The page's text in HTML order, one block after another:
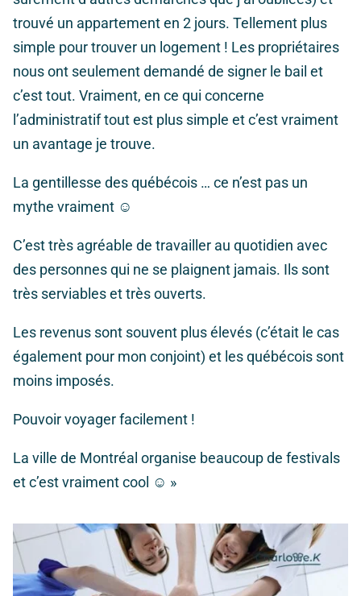
trouvé un appartement en 2 jours. Tellement plus
simple pour trouver un logement ! Les propriétaires
nous ont seulement demandé de signer le bail et
c’est tout. Vraiment, en ce qui concerne
l’administratif tout est plus simple et c’est vraiment
un avantage je trouve.
La gentillesse des québécois … ce n’est pas un
mythe vraiment ☺
C’est très agréable de travailler au quotidien avec
des personnes qui ne se plaignent jamais. Ils sont
très serviables et très ouverts.
Les revenus sont souvent plus élevés (c’était le cas
également pour mon conjoint) et les québécois sont
moins imposés.
Pouvoir voyager facilement !
La ville de Montréal organise beaucoup de festivals
et c’est vraiment cool ☺ »